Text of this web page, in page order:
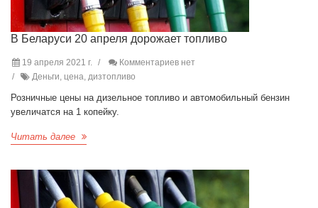
В Беларуси 20 апреля дорожает топливо
19 апреля 2021 г.
Комментариев нет
Деньги, цена, дизтопливо
Розничные цены на дизельное топливо и автомобильный бензин
увеличатся на 1 копейку.
Читать далее